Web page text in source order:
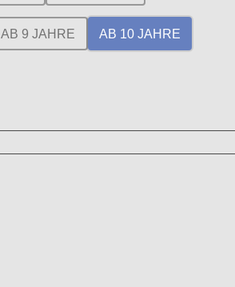
AB 9 JAHRE AB 10 JAHRE